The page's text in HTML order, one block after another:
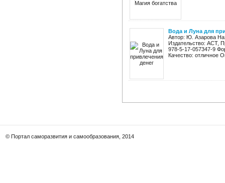
Вода и Луна для
Автор: Ю. Азарова
Издательство: АСТ,
978-5-17-057347-9
Качество: отличное
© Портал саморазвития и самообразования, 2014